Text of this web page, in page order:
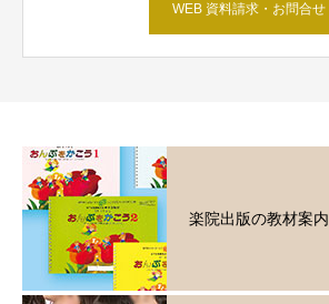
WEB 資料請求・お問合せ
楽院出版の教材案内